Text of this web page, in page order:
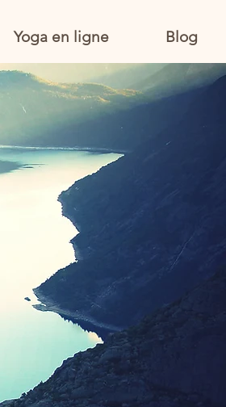
Yoga en ligne Blog